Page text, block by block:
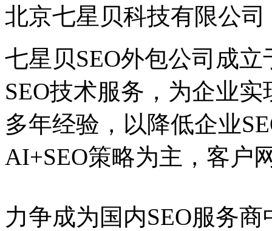
北京七星贝科技有限公
七星贝SEO外包公司成
SEO技术服务，为企业
多年经验，以降低企业
AI+SEO策略为主，客户
力争成为国内SEO服务